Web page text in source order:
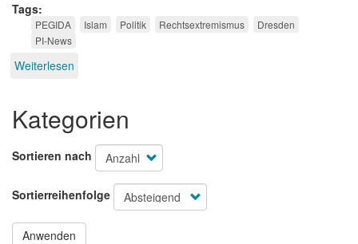
Tags
PEGIDA Islam Politik Rechtsextremismus
Dresden
PI-News
Weiterlesen
Unzufriedenen
Kategorien
Sortieren nach
Sortierreihenfolge
Anwenden